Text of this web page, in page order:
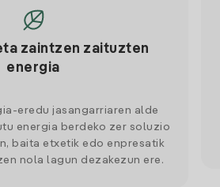
zaintzen zaituzten
energia
eredu jasangarriaren alde
energia berdeko zer soluzio
baita etxetik edo enpresatik
nola lagun dezakezun ere.